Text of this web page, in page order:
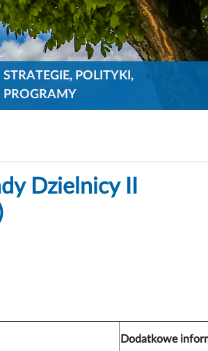
STRATEGIE, POLITYKI,
PROGRAMY
Dzielnicy II
Dodatkowe